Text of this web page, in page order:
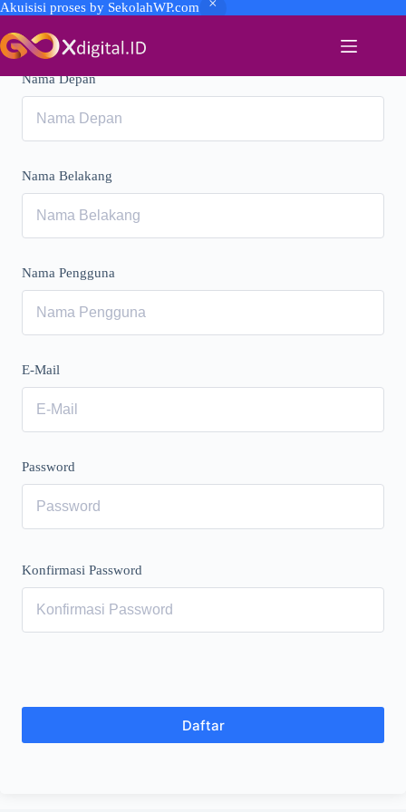
Akuisisi proses by SekolahWP.com
Nama Depan
Nama Belakang
Nama Pengguna
E-Mail
Password
Konfirmasi Password
Daftar